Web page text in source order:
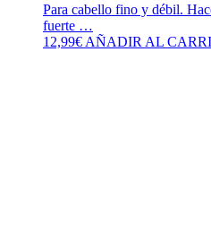
Para cabello fino y débil.
fuerte …
12,99€ AÑADIR AL